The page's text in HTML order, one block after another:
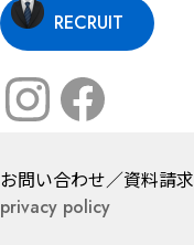
RECRUIT
お問い合わせ／資料請求
privacy policy